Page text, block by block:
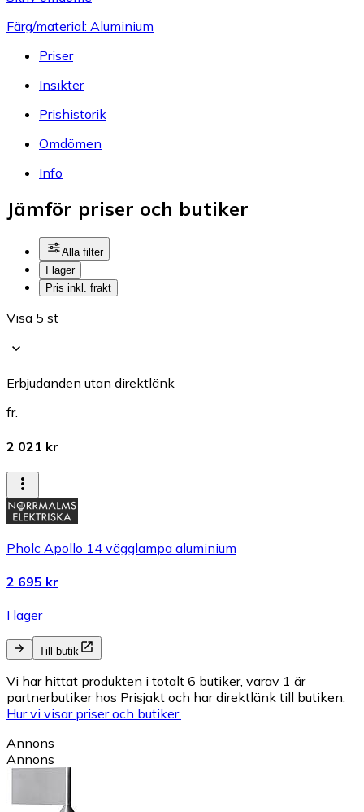
Färg/material: Aluminium
Priser
Insikter
Prishistorik
Omdömen
Info
Jämför priser och butiker
Alla filter
I lager
Pris inkl. frakt
Visa 5 st
Erbjudanden utan direktlänk
fr.
2 021 kr
Pholc Apollo 14 vägglampa aluminium
2 695 kr
I lager
Till butik
Vi har hittat produkten i totalt 6 butiker, varav 1 är
partnerbutiker hos Prisjakt och har direktlänk till butiken.
Hur vi visar priser och butiker.
Annons
Annons